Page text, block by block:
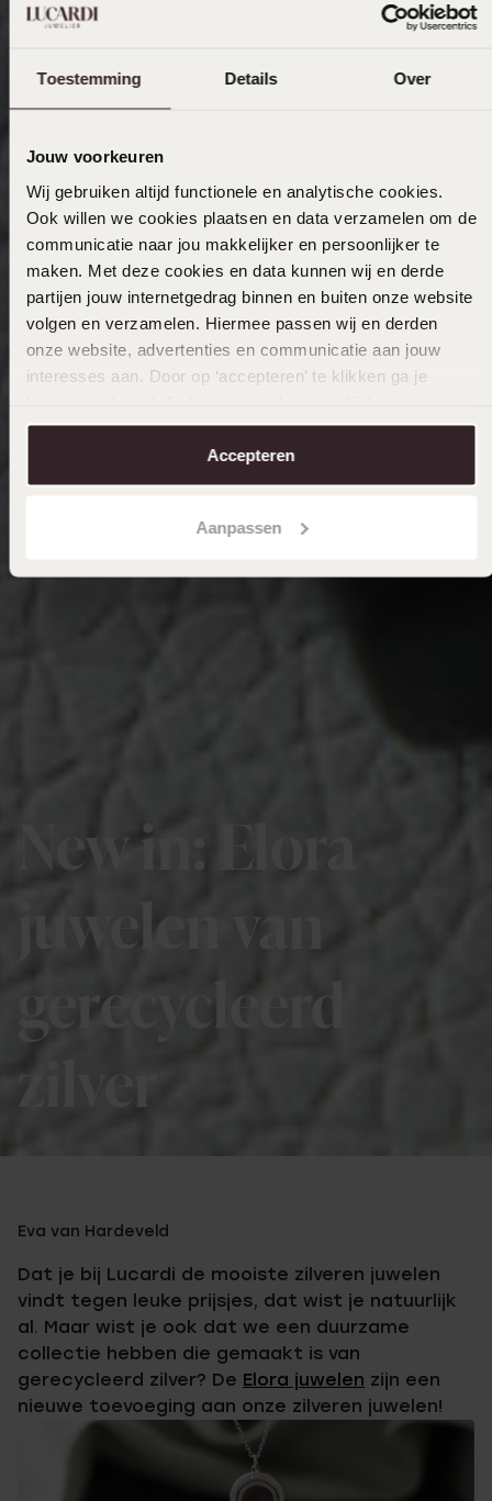
Toestemming Details Over
Jouw voorkeuren
Wij gebruiken altijd functionele en analytische cookies.
Ook willen we cookies plaatsen en data verzamelen om de
communicatie naar jou makkelijker en persoonlijker te
maken. Met deze cookies en data kunnen wij en derde
partijen jouw internetgedrag binnen en buiten onze website
volgen en verzamelen. Hiermee passen wij en derden
onze website, advertenties en communicatie aan jouw
interesses aan. Door op ‘accepteren’ te klikken ga je
aanpassen. Lees er meer over in onscookiebeleid.
Accepteren
Aanpassen
New in: Elora
juwelen van
gerecycleerd
zilver
Eva van Hardeveld
Dat je bij Lucardi de mooiste zilveren juwelen
vindt tegen leuke prijsjes, dat wist je natuurlijk
al. Maar wist je ook dat we een duurzame
collectie hebben die gemaakt is van
gerecycleerd zilver? De Elora juwelen zijn een
nieuwe toevoeging aan onze zilveren juwelen!